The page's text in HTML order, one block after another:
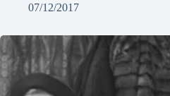
07/12/2017